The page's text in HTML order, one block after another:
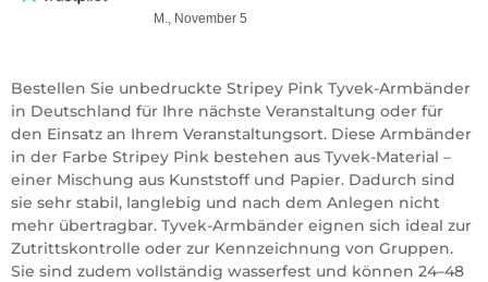
M., November 5
Bestellen Sie unbedruckte Stripey Pink Tyvek-Armbänder
in Deutschland für Ihre nächste Veranstaltung oder für
den Einsatz an Ihrem Veranstaltungsort. Diese Armbänder
in der Farbe Stripey Pink bestehen aus Tyvek-Material –
einer Mischung aus Kunststoff und Papier. Dadurch sind
sie sehr stabil, langlebig und nach dem Anlegen nicht
mehr übertragbar. Tyvek-Armbänder eignen sich ideal zur
Zutrittskontrolle oder zur Kennzeichnung von Gruppen.
Sie sind zudem vollständig wasserfest und können 24–48